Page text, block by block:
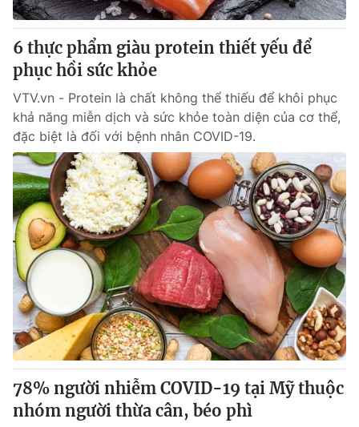
Cơ quan báo chí:Thời báo VTV
Giấy phép hoạt động báo in và báo điện tử số 483/GP-BTTTT
cấp ngày 29/12/2023
Tổng Biên tập:Vũ Thanh Thủy
Phó Tổng Biên tập: Nguyễn Thị Mỹ Hạnh, Phạm Quốc Thắng,
Nguyễn Trọng Ninh
Tổng đài VTV:024.38 355 931 - 024.38 355 932
Ðiện thoại Thời báo VTV:024.66 897 897
Email:toasoan@vtv.vn
Liên hệ quảng cáo:024-7300.7108
6 thực phẩm giàu protein thiết yếu để
phục hồi sức khỏe
VTV.vn - Protein là chất không thể thiếu để khôi phục
khả năng miễn dịch và sức khỏe toàn diện của cơ thể,
đặc biệt là đối với bệnh nhân COVID-19.
78% người nhiễm COVID-19 tại Mỹ thuộc
nhóm người thừa cân, béo phì